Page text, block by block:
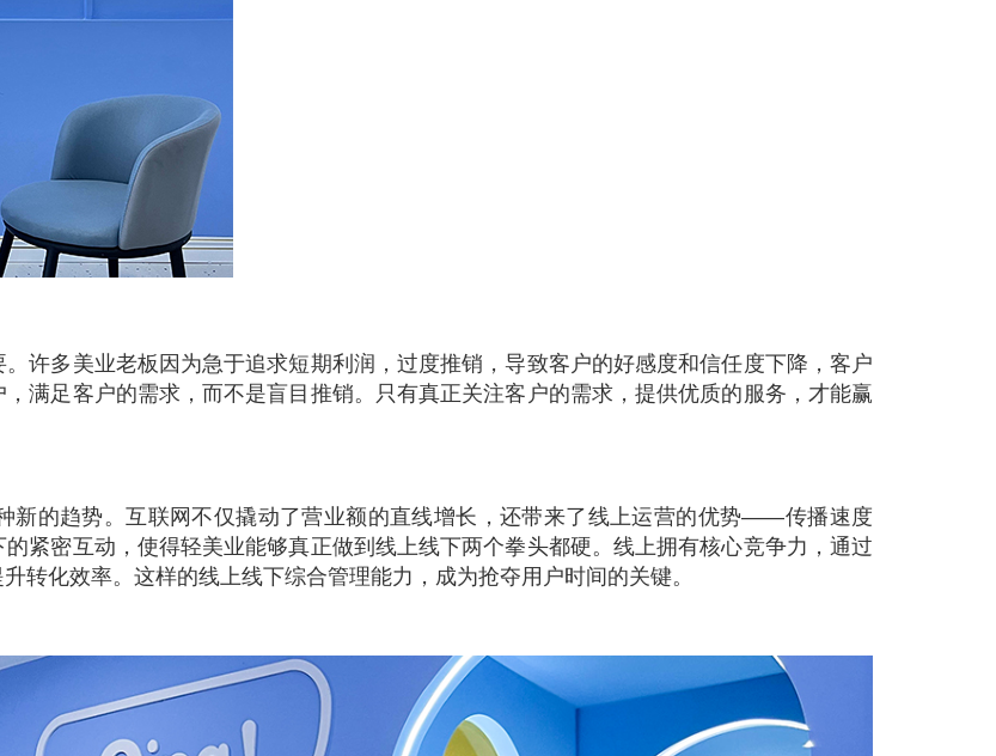
许多美业老板因为急于追求短期利润，过度推销，导致客户的好感度和信任度下降，客户
满足客户的需求，而不是盲目推销。只有真正关注客户的需求，提供优质的服务，才能赢
新的趋势。互联网不仅撬动了营业额的直线增长，还带来了线上运营的优势——传播速度
紧密互动，使得轻美业能够真正做到线上线下两个拳头都硬。线上拥有核心竞争力，通过
转化效率。这样的线上线下综合管理能力，成为抢夺用户时间的关键。